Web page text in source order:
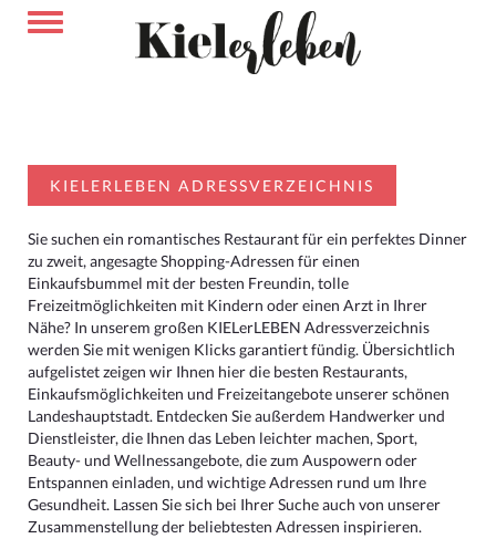
KIELERLEBEN ADRESSVERZEICHNIS
Sie suchen ein romantisches Restaurant für ein perfektes Dinner
zu zweit, angesagte Shopping-Adressen für einen
Einkaufsbummel mit der besten Freundin, tolle
Freizeitmöglichkeiten mit Kindern oder einen Arzt in Ihrer
Nähe? In unserem großen KIELerLEBEN Adressverzeichnis
werden Sie mit wenigen Klicks garantiert fündig. Übersichtlich
aufgelistet zeigen wir Ihnen hier die besten Restaurants,
Einkaufsmöglichkeiten und Freizeitangebote unserer schönen
Landeshauptstadt. Entdecken Sie außerdem Handwerker und
Dienstleister, die Ihnen das Leben leichter machen, Sport,
Beauty- und Wellnessangebote, die zum Auspowern oder
Entspannen einladen, und wichtige Adressen rund um Ihre
Gesundheit. Lassen Sie sich bei Ihrer Suche auch von unserer
Zusammenstellung der beliebtesten Adressen inspirieren.